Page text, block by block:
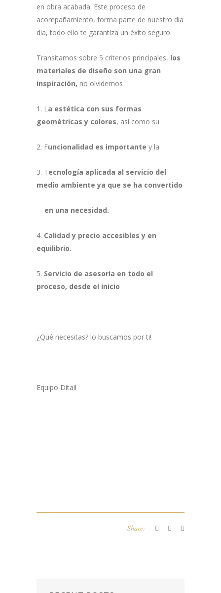
en obra acabada. Este proceso de
acompañamiento, forma parte de nuestro dia
dia, todo ello te garantíza un éxito seguro.
Transitamos sobre 5 criterios principales, los
materiales de diseño son una gran
inspiración, no olvidemos
1. La estética con sus formas
geométricas y colores, así como su
2. Funcionalidad es importante y la
3. Tecnología aplicada al servicio del
medio ambiente ya que se ha convertido
en una necesidad.
4. Calidad y precio accesibles y en
equilibrio.
5. Servicio de asesoria en todo el
proceso, desde el inicio
¿Qué necesitas? lo buscamos por ti!
Equipo Ditail
Share: